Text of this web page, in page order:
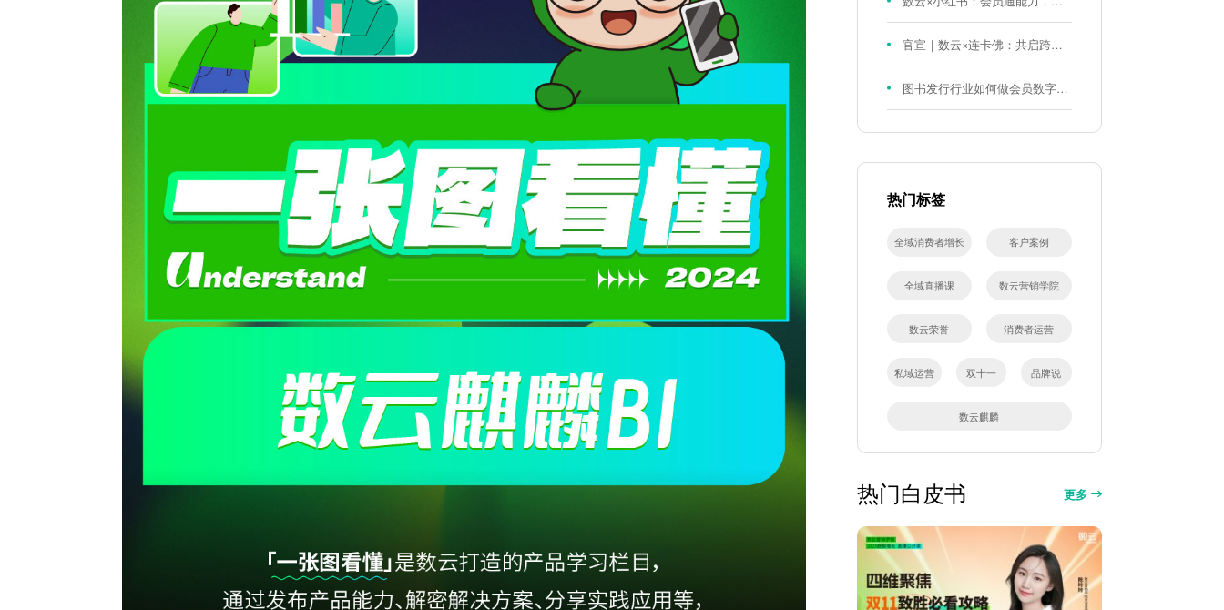
官宣｜数云×连卡佛：共启跨境会员运营新征程，重塑消费联结新体验
图书发行行业如何做会员数字化?河南新华书店给打了个样！
热门标签
全域消费者增长 客户案例
全域直播课 数云营销学院
数云荣誉 消费者运营
私域运营 双十一 品牌说
数云麒麟
热门白皮书 更多